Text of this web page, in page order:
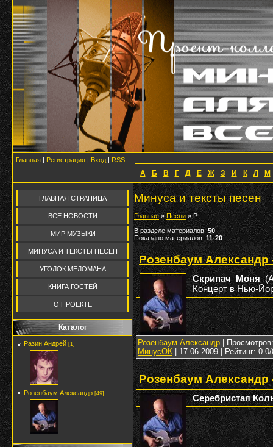
Главная | Регистрация | Вход | RSS
А Б В Г Д Е Ж З И К Л М
ГЛАВНАЯ СТРАНИЦА
ВСЕ НОВОСТИ
МИР МУЗЫКИ
МИНУСА И ТЕКСТЫ ПЕСЕН
УГОЛОК МЕЛОМАНА
КНИГА ГОСТЕЙ
О ПРОЕКТЕ
Каталог
Разин Андрей [1]
Розенбаум Александр [49]
Минуса и тексты песен
Главная» Песни» Р
В разделе материалов:50
Показано материалов: 11-20
Розенбаум
Скрипач Моня
Концерт в Нью-
Розенбаум Александр |
МинусОК
17.06.2009 | Рейтинг:
Розенбаум
Серебристая